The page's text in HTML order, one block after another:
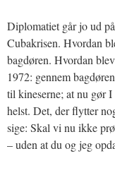
Diplomatiet går jo ud
Cubakrisen. Hvordan
bagdøren. Hvordan
1972: gennem
til kineserne; at nu gør
helst. Det, der flytter
sige: Skal vi nu ikke
– uden at du og jeg